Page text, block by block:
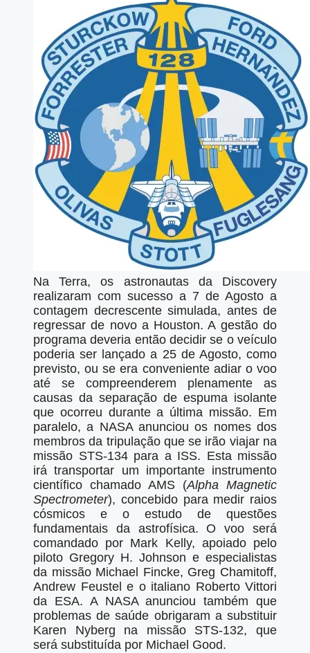
Na Terra, os astronautas da Discovery
realizaram com sucesso a 7 de Agosto a
contagem decrescente simulada, antes de
regressar de novo a Houston. A gestão do
programa deveria então decidir se o veículo
poderia ser lançado a 25 de Agosto, como
previsto, ou se era conveniente adiar o voo
até se compreenderem plenamente as
causas da separação de espuma isolante
que ocorreu durante a última missão. Em
paralelo, a NASA anunciou os nomes dos
membros da tripulação que se irão viajar na
missão STS-134 para a ISS. Esta missão
irá transportar um importante instrumento
científico chamado AMS (Alpha Magnetic
Spectrometer), concebido para medir raios
cósmicos e o estudo de questões
fundamentais da astrofísica. O voo será
comandado por Mark Kelly, apoiado pelo
piloto Gregory H. Johnson e especialistas
da missão Michael Fincke, Greg Chamitoff,
Andrew Feustel e o italiano Roberto Vittori
da ESA. A NASA anunciou também que
problemas de saúde obrigaram a substituir
Karen Nyberg na missão STS-132, que
será substituída por Michael Good.